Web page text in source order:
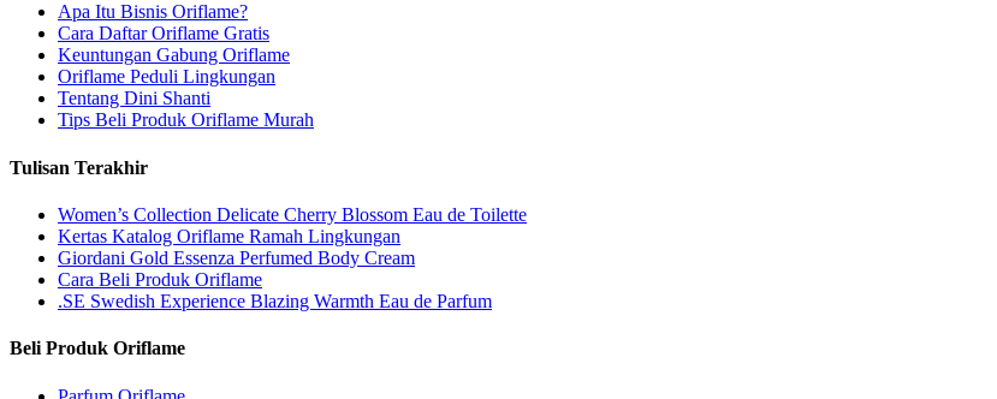
Apa Itu Bisnis Oriflame?
Cara Daftar Oriflame Gratis
Keuntungan Gabung Oriflame
Oriflame Peduli Lingkungan
Tentang Dini Shanti
Tips Beli Produk Oriflame Murah
Tulisan Terakhir
Women’s Collection Delicate Cherry Blossom Eau de Toilette
Kertas Katalog Oriflame Ramah Lingkungan
Giordani Gold Essenza Perfumed Body Cream
Cara Beli Produk Oriflame
.SE Swedish Experience Blazing Warmth Eau de Parfum
Beli Produk Oriflame